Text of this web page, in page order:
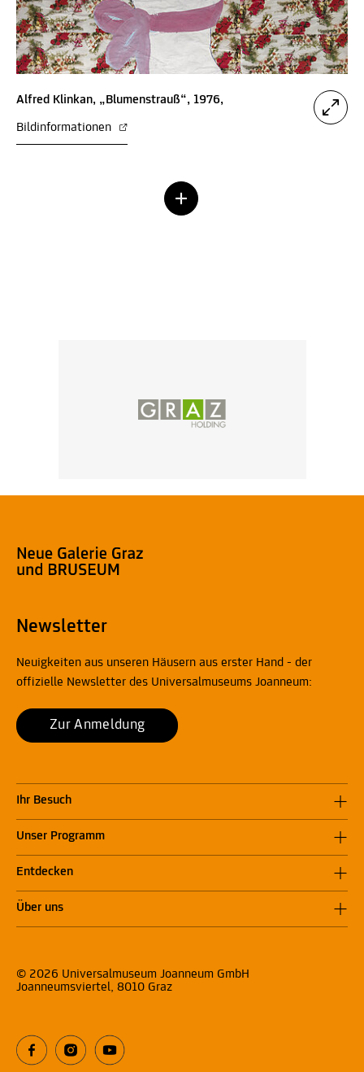
Alfred Klinkan, „Blumenstrauß“, 1976,
Bildinformationen
Newsletter
Neuigkeiten aus unseren Häusern aus erster Hand - der
offizielle Newsletter des Universalmuseums Joanneum:
Zur Anmeldung
Ihr Besuch
Unser Programm
Entdecken
Über uns
© 2026 Universalmuseum Joanneum GmbH
Joanneumsviertel, 8010 Graz